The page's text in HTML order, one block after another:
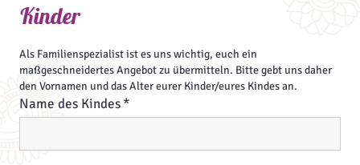
Kinder
Als Familienspezialist ist es uns wichtig, euch ein
maßgeschneidertes Angebot zu übermitteln. Bitte gebt uns daher
den Vornamen und das Alter eurer Kinder/eures Kindes an.
Name des Kindes